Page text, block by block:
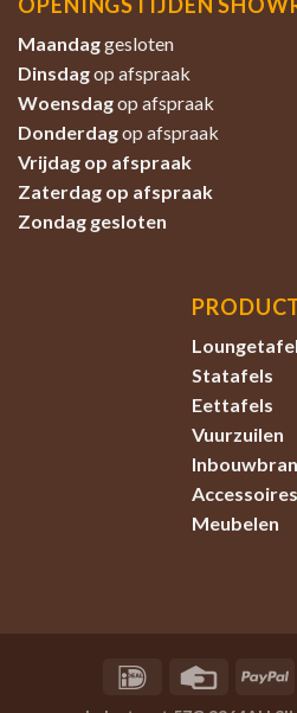
Maandaggesloten
Dinsdagop afspraak
Woensdagop afspraak
Donderdagop afspraak
Vrijdag op afspraak
Zaterdag op afspraak
Zondag gesloten
Statafels
Eettafels
Vuurzuilen
Accessoires
Meubelen